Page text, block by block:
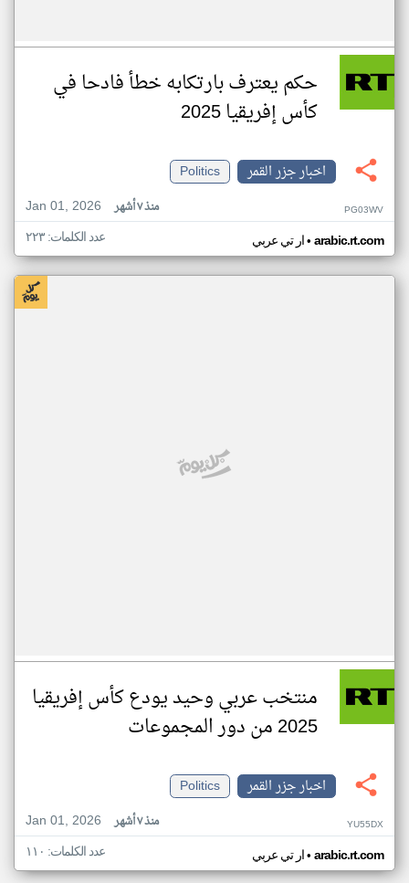
حكم يعترف بارتكابه خطأ فادحا في
كأس إفريقيا 2025
اخبار جزر القمر
Politics
Jan 01, 2026
منذ ٧ أشهر PG03WV
ار تي عربي• arabic.rt.com عدد الكلمات: ٢٢٣
منتخب عربي وحيد يودع كأس إفريقيا
2025 من دور المجموعات
اخبار جزر القمر
Politics
Jan 01, 2026
منذ ٧ أشهر YU55DX
ار تي عربي• arabic.rt.com عدد الكلمات: ١١٠